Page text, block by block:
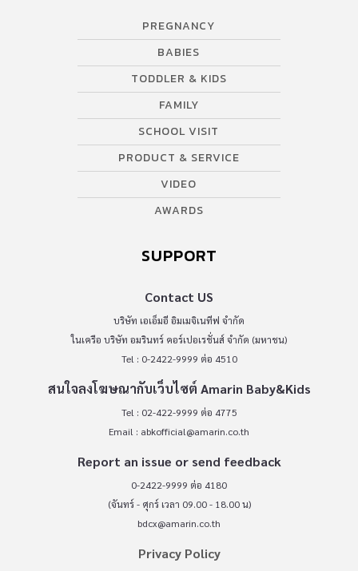
PREGNANCY
BABIES
TODDLER & KIDS
FAMILY
SCHOOL VISIT
PRODUCT & SERVICE
VIDEO
AWARDS
SUPPORT
Contact US
บริษัท เอเอ็มอี อิมเมจิเนทีฟ จำกัด
ในเครือ บริษัท อมรินทร์ คอร์เปอเรชั่นส์ จำกัด (มหาชน)
Tel : 0-2422-9999 ต่อ 4510
สนใจลงโฆษณากับเว็บไซต์ Amarin Baby&Kids
Tel : 02-422-9999 ต่อ 4775
Email : abkofficial@amarin.co.th
Report an issue or send feedback
0-2422-9999 ต่อ 4180
(จันทร์ - ศุกร์ เวลา 09.00 - 18.00 น)
bdcx@amarin.co.th
Privacy Policy